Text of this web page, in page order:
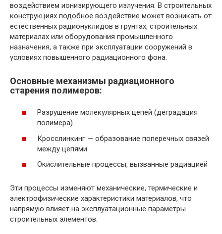
воздействием ионизирующего излучения. В строительных
конструкциях подобное воздействие может возникать от
естественных радионуклидов в грунтах, строительных
материалах или оборудования промышленного
назначения, а также при эксплуатации сооружений в
условиях повышенного радиационного фона.
Основные механизмы радиационного
старения полимеров:
Разрушение молекулярных цепей (деградация
полимера)
Кросслинкинг — образование поперечных связей
между цепями
Окислительные процессы, вызванные радиацией
Эти процессы изменяют механические, термические и
электрофизические характеристики материалов, что
напрямую влияет на эксплуатационные параметры
строительных элементов.